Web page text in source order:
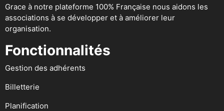
Grace à notre plateforme 100% Française nous aidons les
associations à se développer et à améliorer leur
organisation.
Fonctionnalités
Gestion des adhérents
Billetterie
Planification